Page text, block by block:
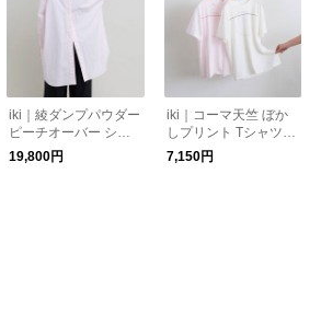
iki｜綾ダンプパウダー
ピーチオーバー シャ
ツ 3101BL001262
19,800円
iki｜コーマ天竺 ぼか
しプリント Tシャツ
3101CT008262
7,150円